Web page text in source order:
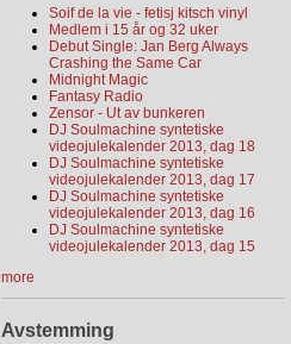
Soif de la vie - fetisj kitsch vinyl
Medlem i 15 år og 32 uker
Debut Single: Jan Berg Always
Crashing the Same Car
Midnight Magic
Fantasy Radio
Zensor - Ut av bunkeren
DJ Soulmachine syntetiske
videojulekalender 2013, dag 18
DJ Soulmachine syntetiske
videojulekalender 2013, dag 17
DJ Soulmachine syntetiske
videojulekalender 2013, dag 16
DJ Soulmachine syntetiske
videojulekalender 2013, dag 15
more
Avstemming